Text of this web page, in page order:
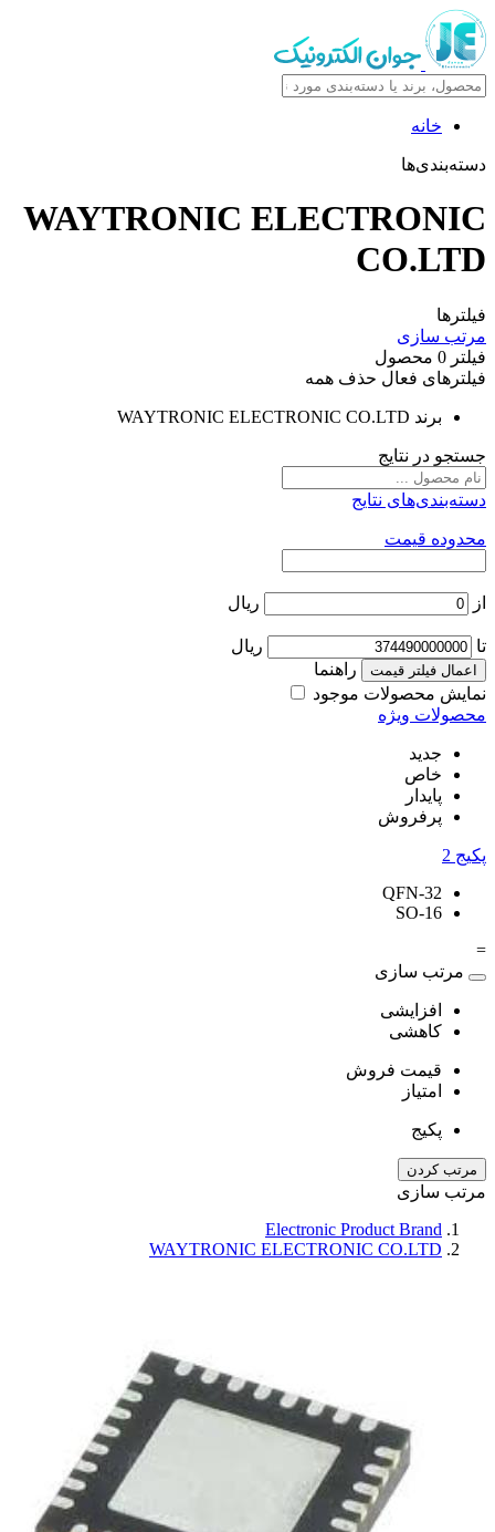
خانه
دسته‌بندی‌ها
WAYTRONIC ELECTRONIC
CO.LTD
فیلترها
مرتب سازی
فیلتر 0 محصول
فیلترهای فعال حذف همه
برند WAYTRONIC ELECTRONIC CO.LTD
جستجو در نتایج
دسته‌بندی‌های نتایج
محدوده قیمت
از ریال
تا ریال
اعمال فیلتر قیمت
راهنما
نمایش محصولات موجود
محصولات ویژه
جدید
خاص
پایدار
پرفروش
پکیج 2
QFN-32
SO-16
=
مرتب سازی
افزایشی
کاهشی
قیمت فروش
امتیاز
پکیج
مرتب کردن
مرتب سازی
Electronic Product Brand
WAYTRONIC ELECTRONIC CO.LTD